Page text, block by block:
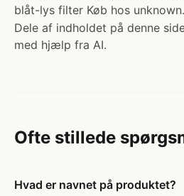
blåt-lys filter Køb hos unknown.
Dele af indholdet på denne
med hjælp fra AI.
Ofte stillede
Hvad er navnet på produktet?